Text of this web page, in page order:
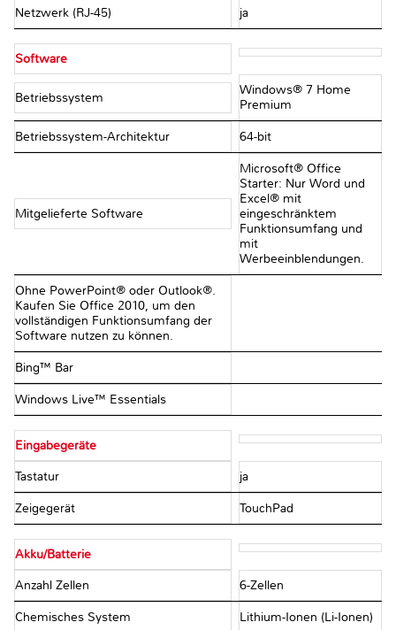
Netzwerk (RJ-45) ja
Software
Betriebssystem
Windows® 7 Home
Premium
Betriebssystem-Architektur 64-bit
Mitgelieferte Software
Microsoft® Office
Starter: Nur Word und
Excel® mit
eingeschränktem
Funktionsumfang und
mit
Werbeeinblendungen.
Ohne PowerPoint® oder Outlook®.
Kaufen Sie Office 2010, um den
vollständigen Funktionsumfang der
Software nutzen zu können.
Bing™ Bar
Windows Live™ Essentials
Eingabegeräte
Tastatur ja
Zeigegerät TouchPad
Akku/Batterie
Anzahl Zellen 6-Zellen
Chemisches System Lithium-Ionen (Li-Ionen)